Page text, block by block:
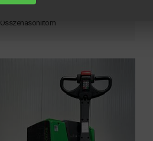
Összehasonlítom